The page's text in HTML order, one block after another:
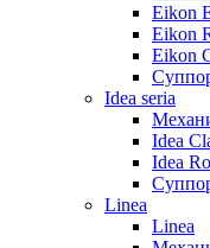
Eikon
Eikon
Eikon
Idea seria
Idea
Idea
Linea
Linea